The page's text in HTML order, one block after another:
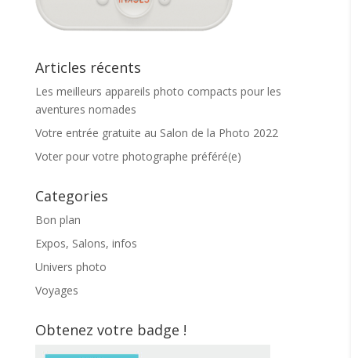
Articles récents
Les meilleurs appareils photo compacts pour les
aventures nomades
Votre entrée gratuite au Salon de la Photo 2022
Voter pour votre photographe préféré(e)
Categories
Bon plan
Expos, Salons, infos
Univers photo
Voyages
Obtenez votre badge !